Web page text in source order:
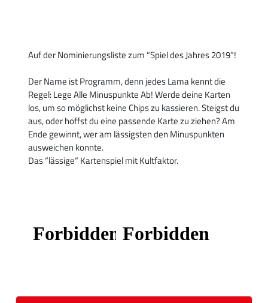
Auf der Nominierungsliste zum “Spiel des Jahres 2019“!
Der Name ist Programm, denn jedes Lama kennt die
Regel: Lege Alle Minuspunkte Ab! Werde deine Karten
los, um so möglichst keine Chips zu kassieren. Steigst du
aus, oder hoffst du eine passende Karte zu ziehen? Am
Ende gewinnt, wer am lässigsten den Minuspunkten
ausweichen konnte.
Das “lässige“ Kartenspiel mit Kultfaktor.